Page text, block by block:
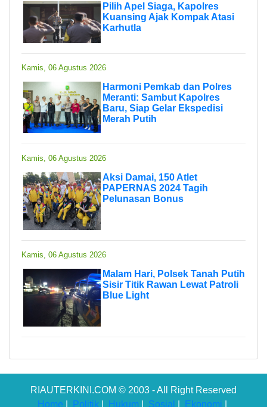
Pilih Apel Siaga, Kapolres
Kuansing Ajak Kompak Atasi
Karhutla
Kamis, 06 Agustus 2026
Harmoni Pemkab dan Polres
Meranti: Sambut Kapolres
Baru, Siap Gelar Ekspedisi
Merah Putih
Kamis, 06 Agustus 2026
Aksi Damai, 150 Atlet
PAPERNAS 2024 Tagih
Pelunasan Bonus
Kamis, 06 Agustus 2026
Malam Hari, Polsek Tanah Putih
Sisir Titik Rawan Lewat Patroli
Blue Light
RIAUTERKINI.COM © 2003 - All Right Reserved
Home
Politik Hukum Sosial Ekonomi